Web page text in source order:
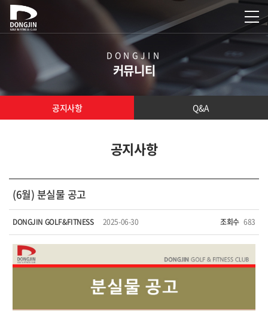
DONGJIN
커뮤니티
공지사항 Q&A
공지사항
(6월) 분실물 공고
DONGJIN GOLF&FITNESS 2025-06-30 조회수 683